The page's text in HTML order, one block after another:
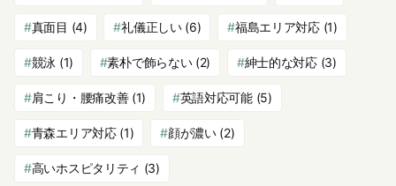
真面目 (4) 礼儀正しい(6) 福島エリア対応(1)
競泳 (1) 素朴で飾らない(2) 紳士的な対応(3)
肩こり・腰痛改善(1) 英語対応可能(5)
青森エリア対応(1) 顔が濃い(2)
高いホスピタリティ (3)